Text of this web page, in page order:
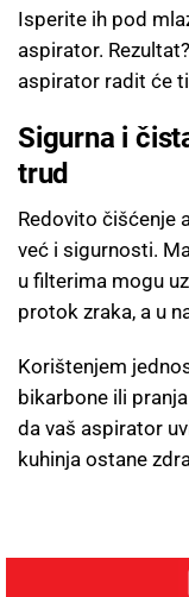
Isperite ih pod
aspirator.
aspirator radit će
Sigurna i
trud
Redovito čišćenje
već i sigurnosti.
u filterima mogu
protok zraka, a u
Korištenjem
bikarbone ili
da vaš aspirator
kuhinja ostane